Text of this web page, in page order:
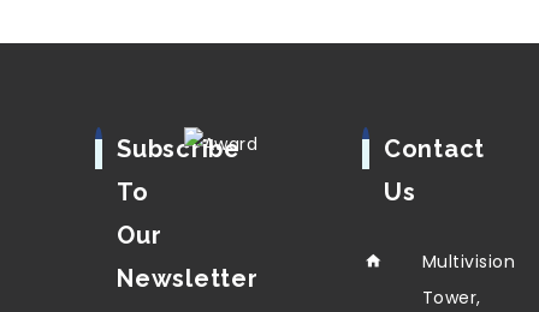
Subscribe
To
Our
Newsletter
Contact
Us
Multivision
Tower,